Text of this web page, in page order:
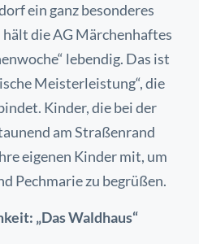
ein ganz besonderes
die AG Märchenhaftes
lebendig. Das ist
Meisterleistung“, die
Kinder, die bei der
am Straßenrand
eigenen Kinder mit, um
Pechmarie zu begrüßen.
„Das Waldhaus“